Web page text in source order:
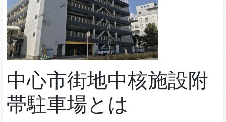
中心市街地中核施設附
帯駐車場とは